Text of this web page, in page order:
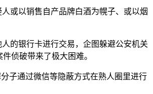
或以销售自产品牌白酒为幌子、或以烟
的银行卡进行交易，企图躲避公安机关
侦破带来了极大困难。
子通过微信等隐蔽方式在熟人圈里进行